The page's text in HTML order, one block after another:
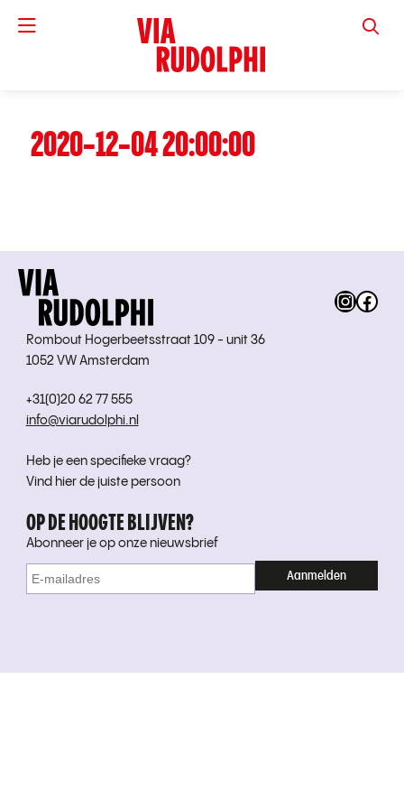
VIA
2020-12-04 20:00:00
Rombout Hogerbeetsstraat 109 - unit 36
1052 VW Amsterdam
+31(0)20 62 77 555
info@viarudolphi.nl
Heb je een specifieke vraag?
Vind hier de juiste persoon
OP DE HOOGTE BLIJVEN?
Abonneer je op onze nieuwsbrief